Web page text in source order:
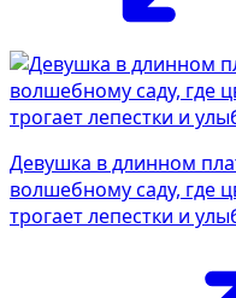
Девушка в длинном
волшебному саду, где
трогает лепестки и